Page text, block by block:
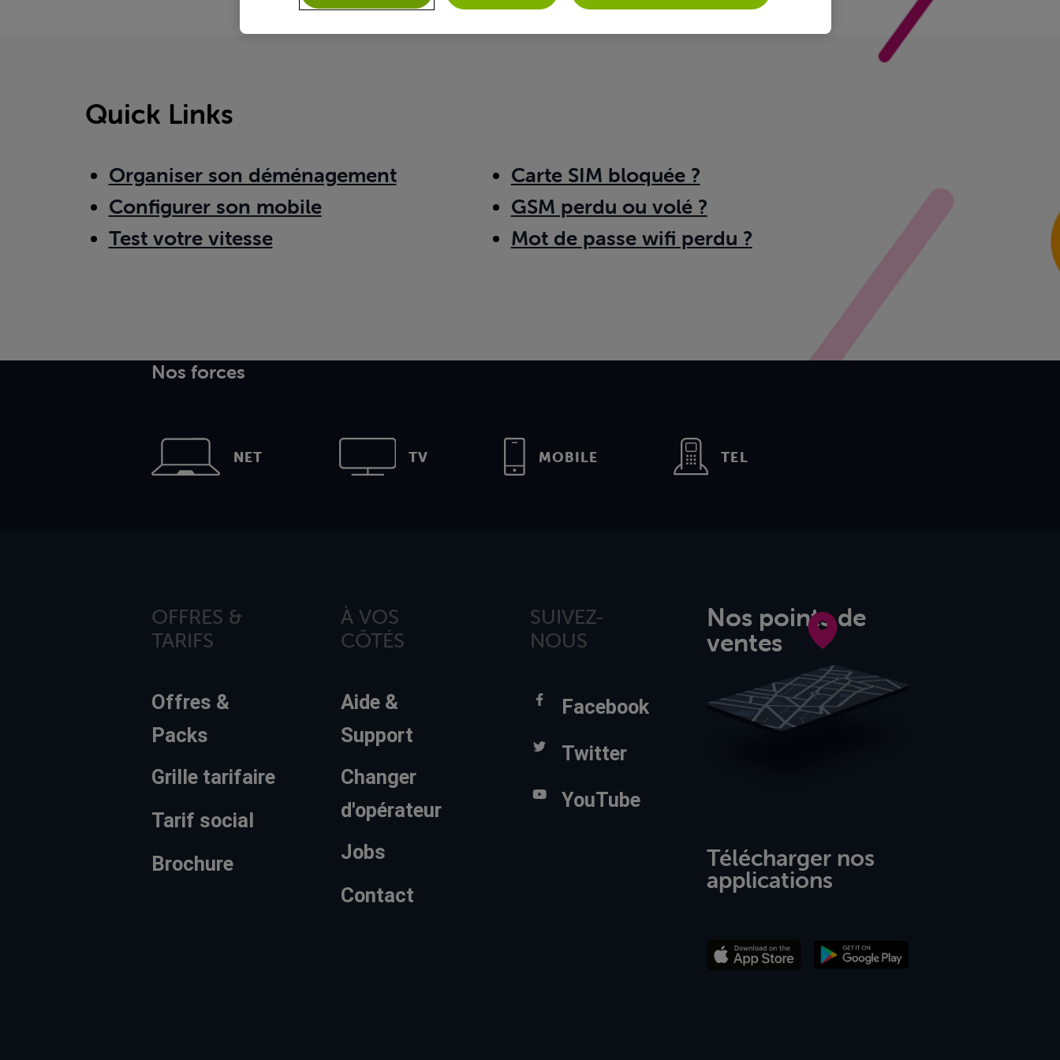
Quick Links
Organiser son déménagement
Configurer son mobile
Test votre vitesse
Carte SIM bloquée ?
GSM perdu ou volé ?
Mot de passe wifi perdu ?
Nos forces
NET TV MOBILE TEL
OFFRES &
TARIFS
Offres &
Packs
Grille tarifaire
Tarif social
Brochure
À VOS
CÔTÉS
Aide &
Support
Changer
d'opérateur
Jobs
Contact
SUIVEZ-
NOUS
Facebook
Twitter
YouTube
Nos points de
ventes
Télécharger nos
applications